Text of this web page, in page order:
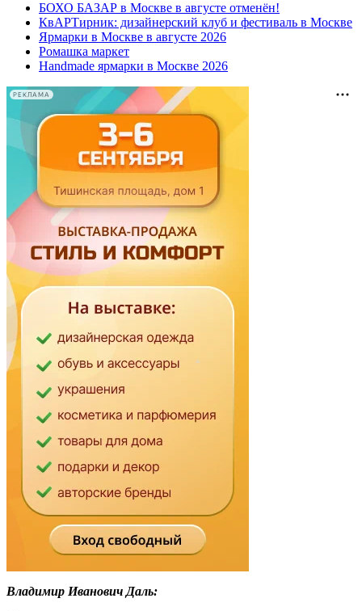
БОХО БАЗАР в Москве в августе отменён!
КвАРТирник: дизайнерский клуб и фестиваль в Москве
Ярмарки в Москве в августе 2026
Ромашка маркет
Handmade ярмарки в Москве 2026
РЕКЛАМА
Владимир Иванович Даль: